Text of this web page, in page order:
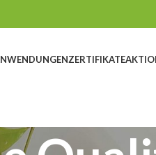
ZERTIFIKATE